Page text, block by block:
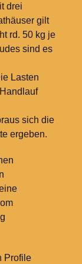
drei
gilt
rd. 50 kg je
sind es
Lasten
sich die
ergeben.
Profile